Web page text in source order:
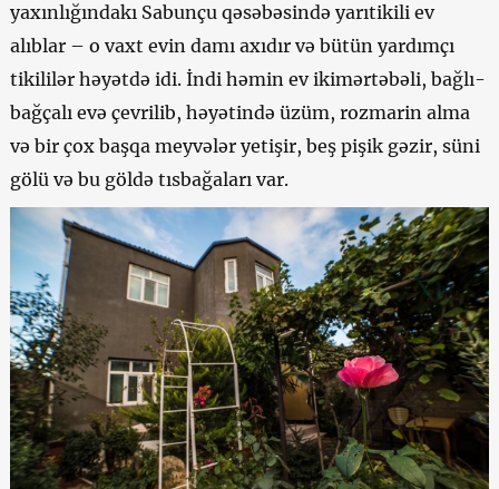
yaxınlığındakı Sabunçu qəsəbəsində yarıtikili ev
alıblar – o vaxt evin damı axıdır və bütün yardımçı
tikililər həyətdə idi. İndi həmin ev ikimərtəbəli, bağlı-
bağçalı evə çevrilib, həyətində üzüm, rozmarin alma
və bir çox başqa meyvələr yetişir, beş pişik gəzir, süni
gölü və bu göldə tısbağaları var.